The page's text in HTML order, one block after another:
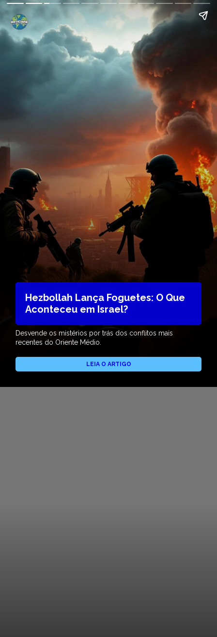
Hezbollah Lança Foguetes: O Que
Aconteceu em Israel?
Desvende os mistérios por trás dos conflitos mais
recentes do Oriente Médio.
LEIA O ARTIGO